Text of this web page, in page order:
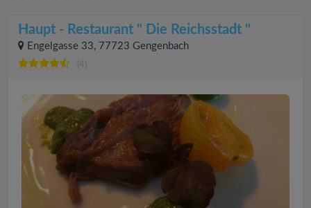
Haupt - Restaurant " Die Reichsstadt "
Engelgasse 33, 77723 Gengenbach
(4)